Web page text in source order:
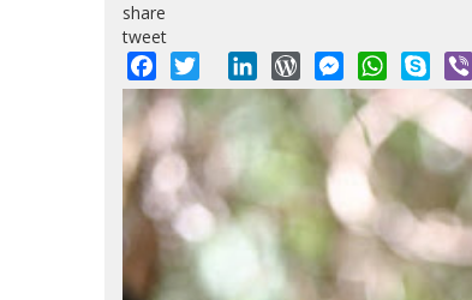
share
tweet
Facebook
Twitter LinkedInWordPressMessengerWhatsApp
Skype